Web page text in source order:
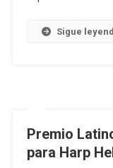
Sigue
Premio
para Harp